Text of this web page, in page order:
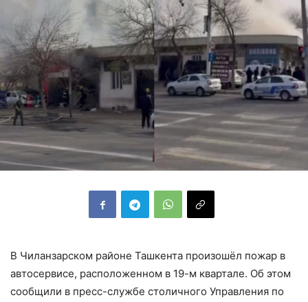
В Чиланзарском районе Ташкента произошёл пожар в
автосервисе, расположенном в 19-м квартале. Об этом
сообщили в пресс-службе столичного Управления по